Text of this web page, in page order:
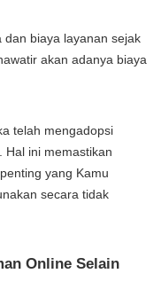
biaya layanan sejak
akan adanya biaya
telah mengadopsi
Hal ini memastikan
yang Kamu
secara tidak
Online Selain